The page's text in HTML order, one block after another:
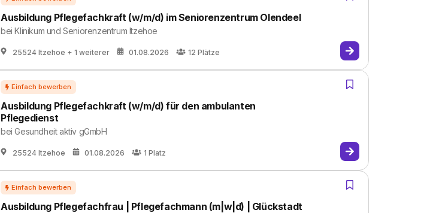
Ausbildung Pflegefachkraft (w/m/d) im Seniorenzentrum Olendeel
beiKlinikum und Seniorenzentrum Itzehoe
25524 Itzehoe + 1 weiterer 01.08.2026 12 Plätze
Ausbildung Pflegefachkraft (w/m/d) für den ambulanten
Pflegedienst
beiGesundheit aktiv gGmbH
25524 Itzehoe 01.08.2026 1 Platz
Ausbildung Pflegefachfrau | Pflegefachmann (m|w|d) | Glückstadt